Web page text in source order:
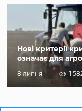
Нові критерії
означає для
8 липня 1